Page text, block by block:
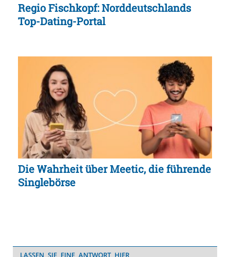
Regio Fischkopf: Norddeutschlands
Top-Dating-Portal
Die Wahrheit über Meetic, die führende
Singlebörse
LASSEN SIE EINE ANTWORT HIER